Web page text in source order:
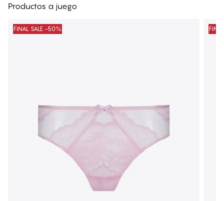
Productos a juego
FINAL SALE -50%